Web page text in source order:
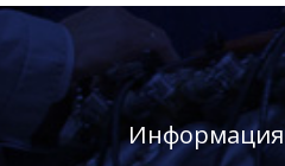
Информация